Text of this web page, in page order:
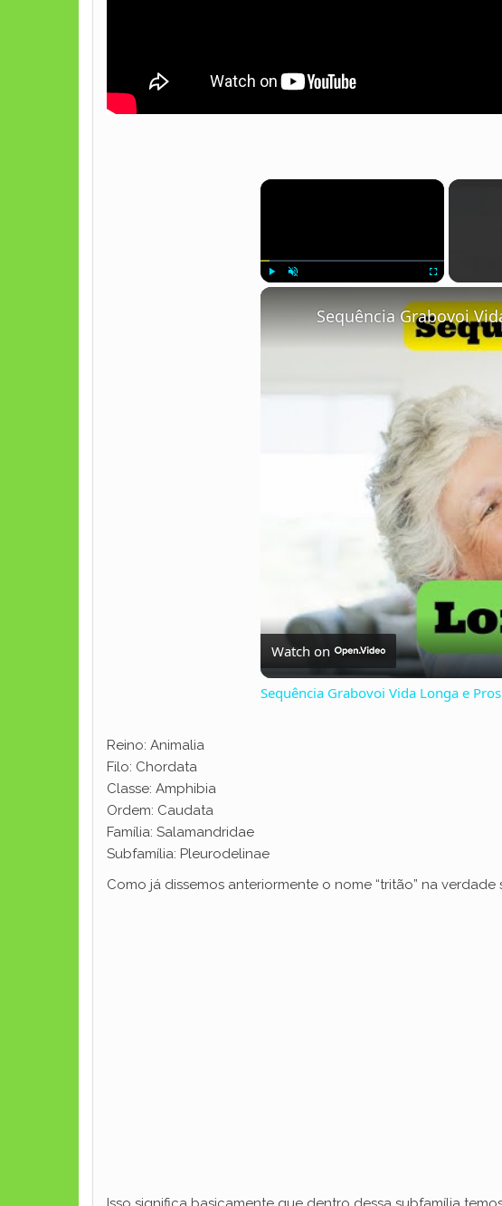
×
Sequência Grabovoi
Watch on
Sequência Grabovoi Vida Longa e
Reino: Animalia
Filo: Chordata
Classe: Amphibia
Ordem: Caudata
Família: Salamandridae
Subfamília: Pleurodelinae
Como já dissemos anteriormente o nome “tritão” na